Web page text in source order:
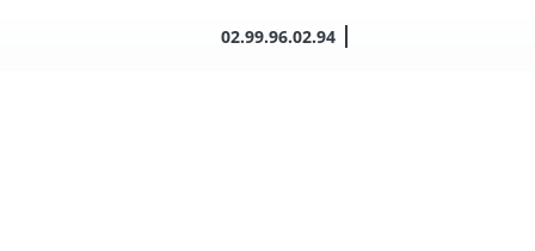
02.99.96.02.94